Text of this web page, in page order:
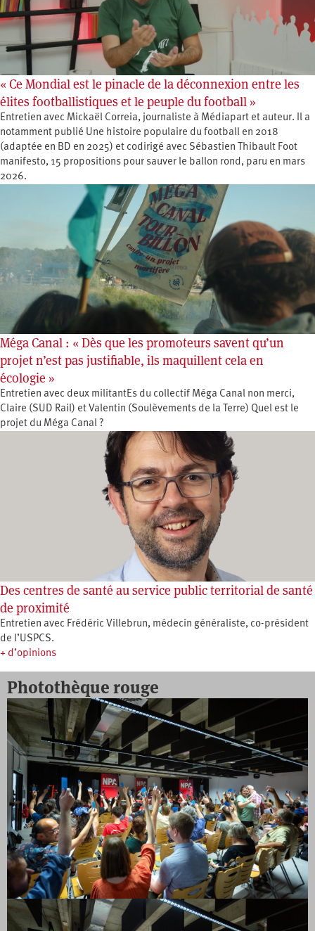
« Ce Mondial est le pinacle de la déconnexion entre les
élites footballistiques et le peuple du football »
Entretien avec Mickaël Correia, journaliste à Médiapart et auteur. Il a
notamment publié Une histoire populaire du football en 2018
(adaptée en BD en 2025) et codirigé avec Sébastien Thibault Foot
manifesto, 15 propositions pour sauver le ballon rond, paru en mars
2026.
Méga Canal : « Dès que les promoteurs savent qu’un
projet n’est pas justifiable, ils maquillent cela en
écologie »
Entretien avec deux militantEs du collectif Méga Canal non merci,
Claire (SUD Rail) et Valentin (Soulèvements de la Terre) Quel est le
projet du Méga Canal ?
Des centres de santé au service public territorial de santé
de proximité
Entretien avec Frédéric Villebrun, médecin généraliste, co-président
de l’USPCS.
+ d’opinions
Photothèque rouge